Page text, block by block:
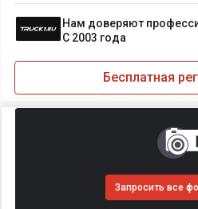
Нам доверяют
С 2003 года
Бесплатная
Запросить все